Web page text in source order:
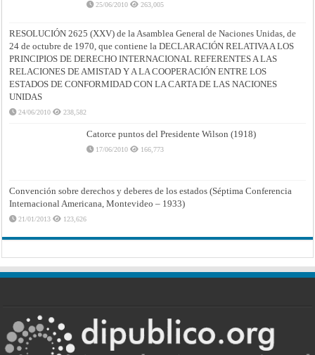
25/06/2010 263,005
RESOLUCIÓN 2625 (XXV) de la Asamblea General de Naciones Unidas, de
24 de octubre de 1970, que contiene la DECLARACIÓN RELATIVA A LOS
PRINCIPIOS DE DERECHO INTERNACIONAL REFERENTES A LAS
RELACIONES DE AMISTAD Y A LA COOPERACIÓN ENTRE LOS
ESTADOS DE CONFORMIDAD CON LA CARTA DE LAS NACIONES
UNIDAS
24/06/2010 238,582
Catorce puntos del Presidente Wilson (1918)
17/06/2010 166,773
Convención sobre derechos y deberes de los estados (Séptima Conferencia
Internacional Americana, Montevideo – 1933)
21/01/2013 123,626